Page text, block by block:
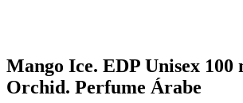
Mango Ice. EDP Unisex
Orchid. Perfume Árabe